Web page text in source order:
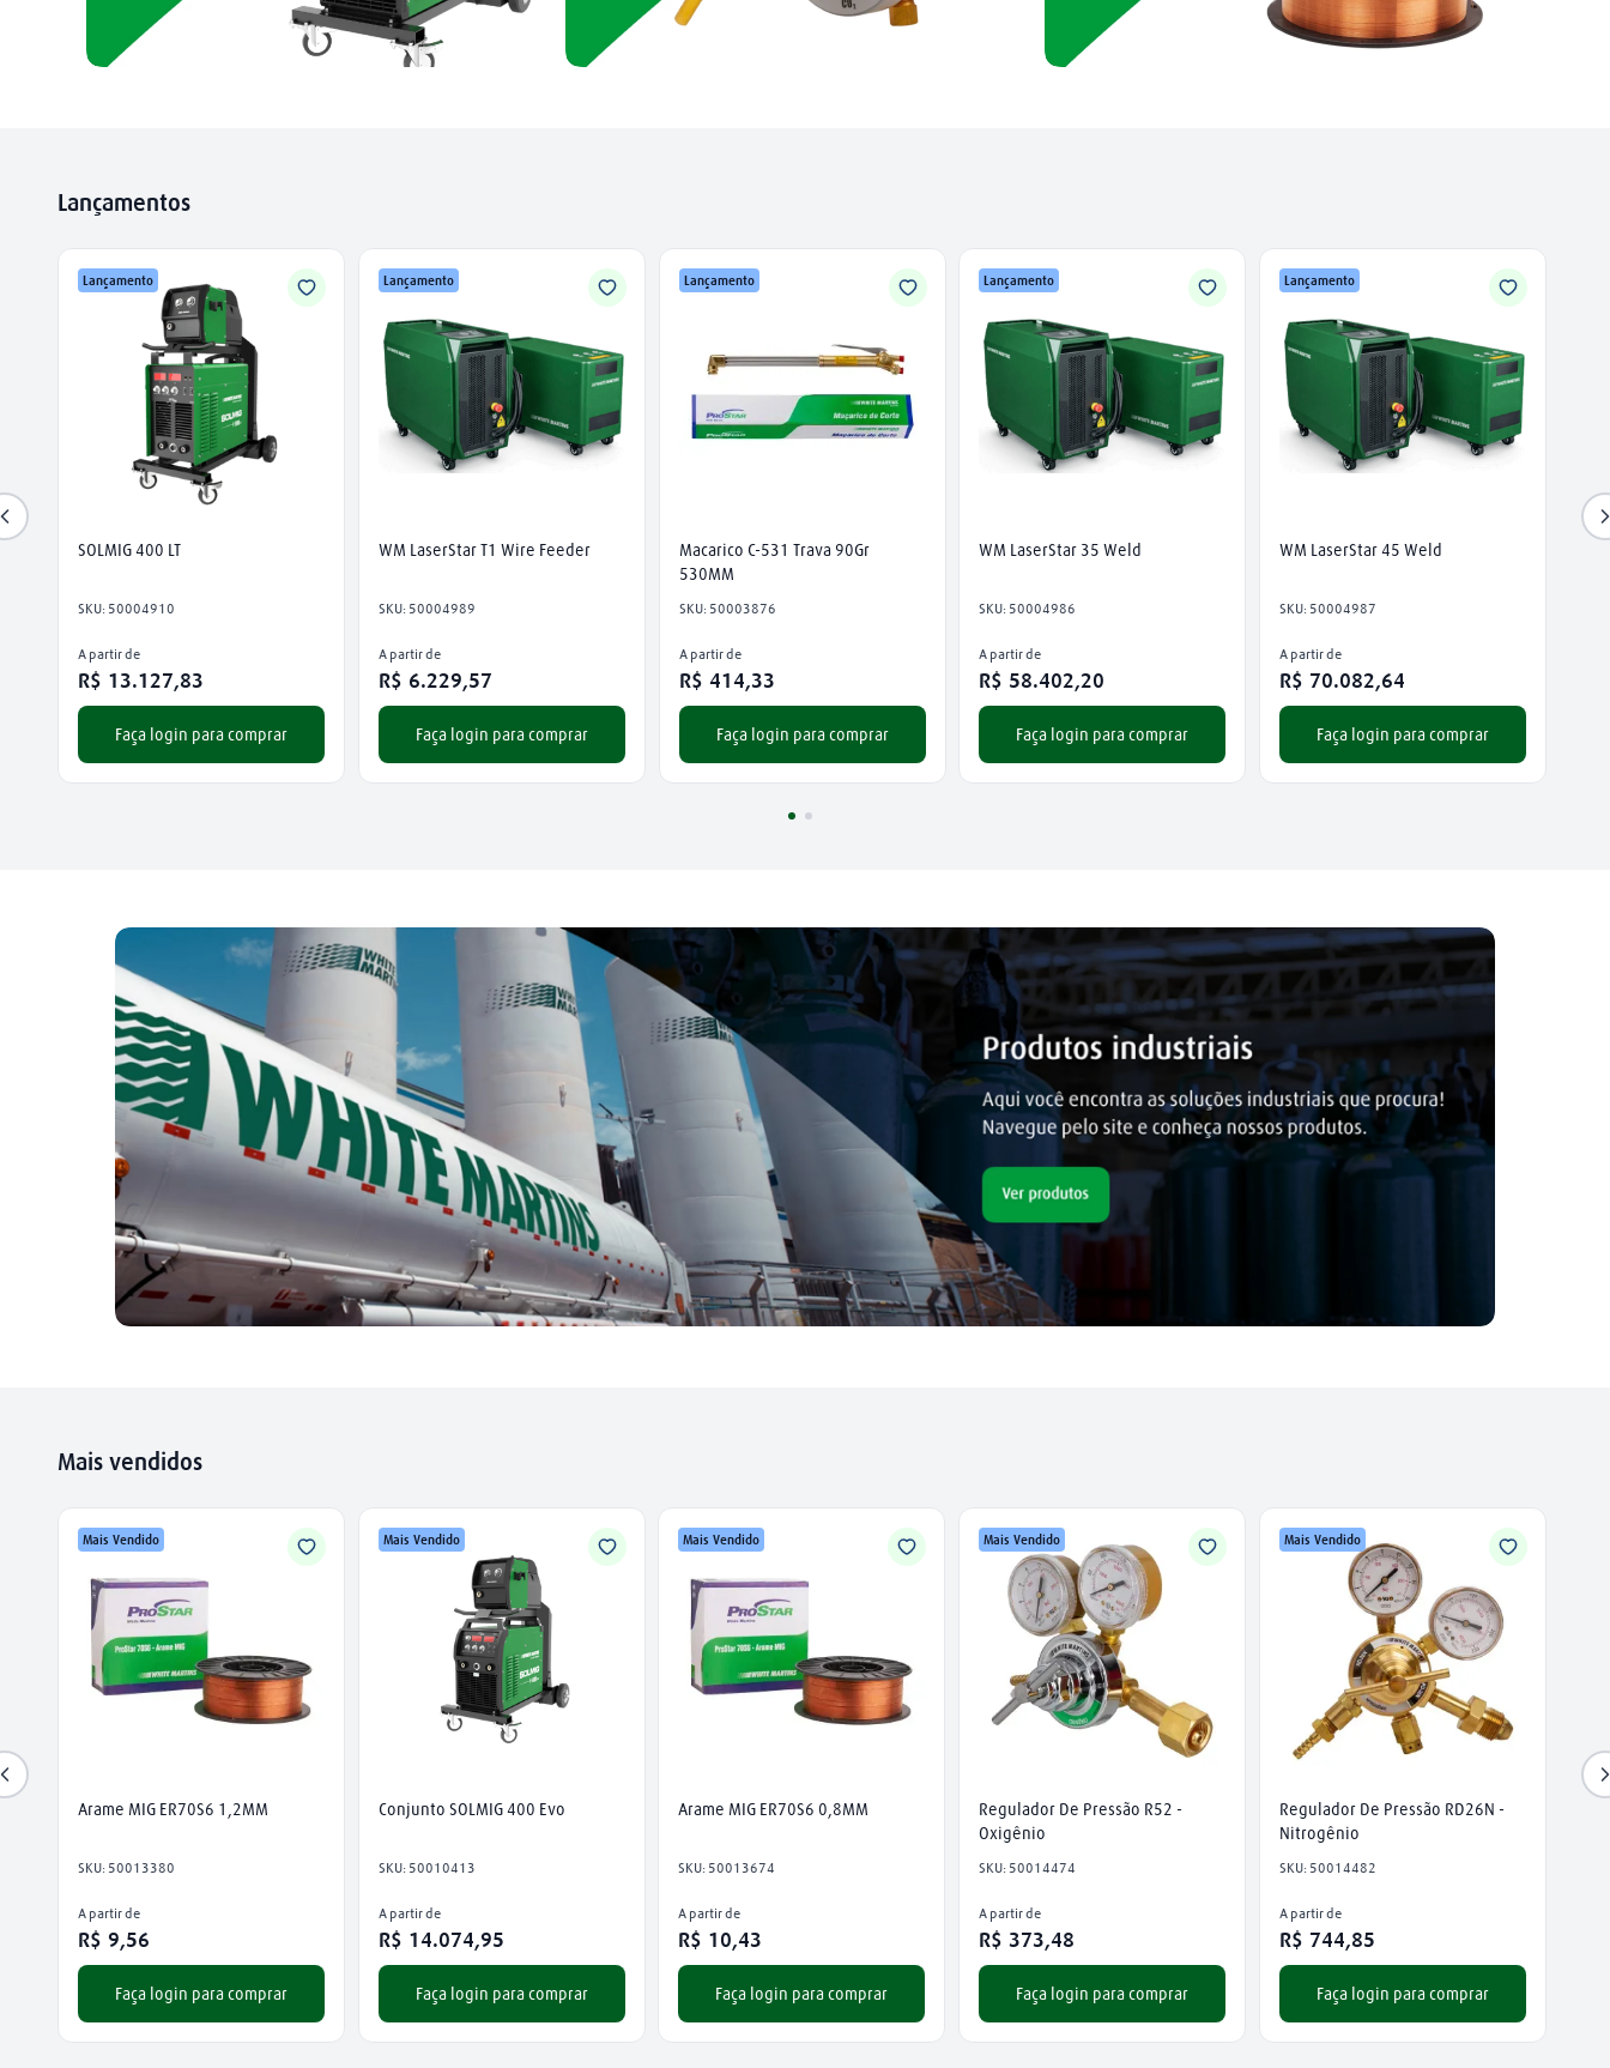
Lançamentos
Lançamento
SOLMIG 400 LT
SKU:50004910
A partir de
R$ 13.127,83
Faça login para comprar
Lançamento
WM LaserStar T1 Wire Feeder
SKU: 50004989
A partir de
R$ 6.229,57
Faça login para comprar
Lançamento
Macarico C-531 Trava 90Gr
530MM
SKU: 50003876
A partir de
R$ 414,33
Faça login para comprar
Lançamento
WM LaserStar 35 Weld
SKU:50004986
A partir de
R$ 58.402,20
Faça login para comprar
Lançamento
WM LaserStar 45 Weld
SKU:50004987
A partir de
R$ 70.082,64
Faça login para comprar
Mais vendidos
Mais Vendido
Arame MIG ER70S6 1,2MM
SKU: 50013380
A partir de
R$ 9,56
Faça login para comprar
Mais Vendido
Conjunto SOLMIG 400 Evo
SKU: 50010413
A partir de
R$ 14.074,95
Faça login para comprar
Mais Vendido
Arame MIG ER70S6 0,8MM
SKU: 50013674
A partir de
R$ 10,43
Faça login para comprar
Mais Vendido
Regulador De Pressão R52 -
Oxigênio
SKU: 50014474
A partir de
R$ 373,48
Faça login para comprar
Mais Vendido
Regulador De Pressão RD26N -
Nitrogênio
SKU: 50014482
A partir de
R$ 744,85
Faça login para comprar